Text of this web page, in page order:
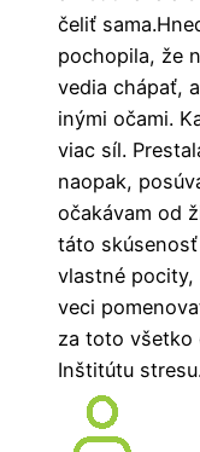
čeliť
pochopila, že
vedia chápať,
inými očami.
viac síl.
naopak,
očakávam od
táto
vlastné pocity,
veci
za toto všetko
Inštitútu stresu.